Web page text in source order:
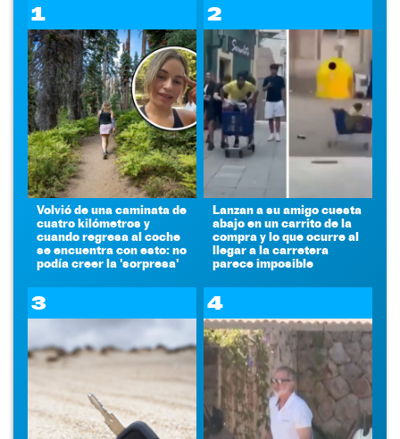
1
Volvió de una caminata de
cuatro kilómetros y
cuando regresa al coche
se encuentra con esto: no
podía creer la 'sorpresa'
2
Lanzan a su amigo cuesta
abajo en un carrito de la
compra y lo que ocurre al
llegar a la carretera
parece imposible
3 4